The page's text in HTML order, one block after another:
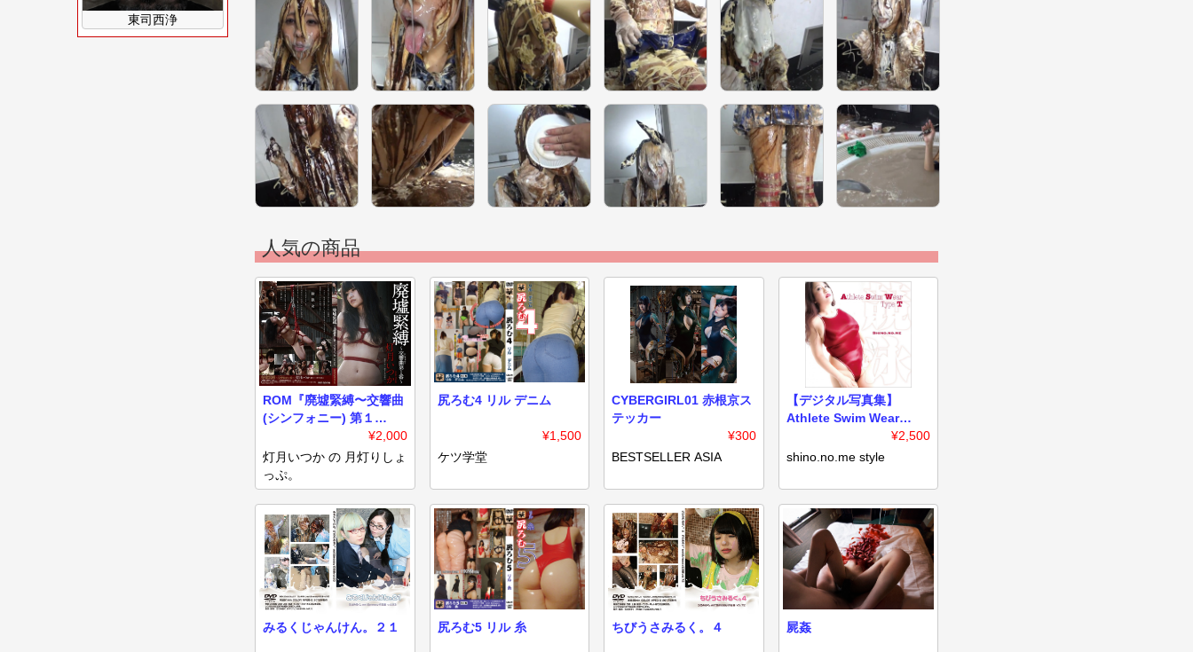
東司西浄
人気の商品
ROM『廃墟緊縛〜交響曲
(シンフォニー) 第１
¥2,000
灯月いつか の 月灯りしょ
っぷ。
尻ろむ4 リル デニム
¥1,500
ケツ学堂
CYBERGIRL01 赤根京ス
テッカー
¥300
BESTSELLER ASIA
【デジタル写真集】
Athlete Swim Wear
¥2,500
shino.no.me style
みるくじゃんけん。２１ 尻ろむ5 リル 糸 ちびうさみるく。４ 屍姦